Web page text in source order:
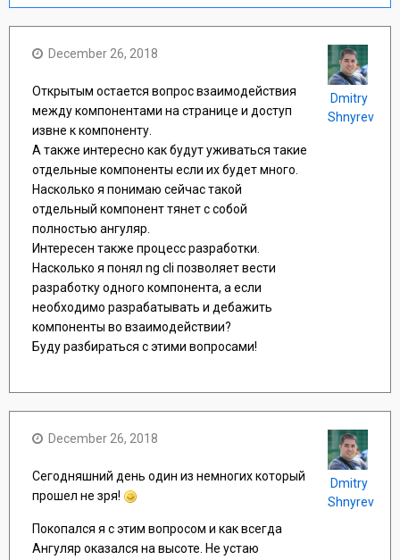
December 26, 2018
Открытым остается вопрос взаимодействия
между компонентами на странице и доступ
извне к компоненту.
А также интересно как будут уживаться такие
отдельные компоненты если их будет много.
Насколько я понимаю сейчас такой
отдельный компонент тянет с собой
полностью ангуляр.
Интересен также процесс разработки.
Насколько я понял ng cli позволяет вести
разработку одного компонента, а если
необходимо разрабатывать и дебажить
компоненты во взаимодействии?
Буду разбираться с этими вопросами!
Dmitry
Shnyrev
December 26, 2018
Сегодняшний день один из немногих который
прошел не зря!
Покопался я с этим вопросом и как всегда
Ангуляр оказался на высоте. Не устаю
Dmitry
Shnyrev